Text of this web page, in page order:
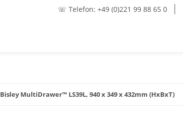
☏ Telefon: +49 (0)221 99 88 65 0
Bisley MultiDrawer™ LS39L, 940 x 349 x 432mm (HxBxT)